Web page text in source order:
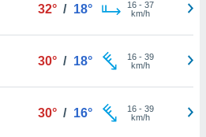
32° / 18° 16- 37
km/h
30° / 18° 16- 39
km/h
30° / 16° 16- 39
km/h